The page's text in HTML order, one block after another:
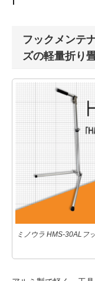
フックメンテ
ズの軽量折り
ミノウラ HMS-30ALフ